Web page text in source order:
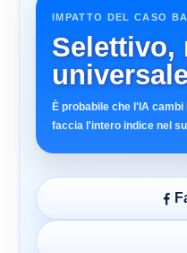
IMPATTO DEL CASO
Selettivo,
È probabile che l'IA
faccia l'intero indice nel